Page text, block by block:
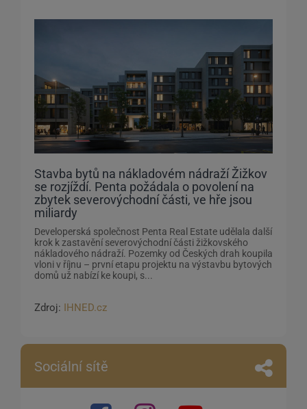
Stavba bytů na nákladovém nádraží Žižkov
se rozjíždí. Penta požádala o povolení na
zbytek severovýchodní části, ve hře jsou
miliardy
Developerská společnost Penta Real Estate udělala další
krok k zastavění severovýchodní části žižkovského
nákladového nádraží. Pozemky od Českých drah koupila
vloni v říjnu – první etapu projektu na výstavbu bytových
domů už nabízí ke koupi, s...
Zdroj: IHNED.cz
Sociální sítě